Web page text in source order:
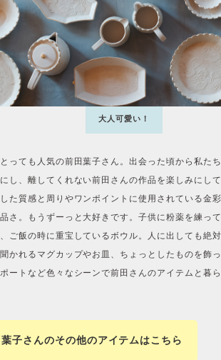
大人可愛い！
っても人気の前田葉子さん。出会った頃から私た
し、離してくれない前田さんの作品を楽しみにして
た質感と周りやワンポイントに使用されている金
さ。もうずーっと大好きです。子供に粉薬を練っ
ご飯の時に重宝しているボウル。人に出しても絶
かれるマグカップやお皿、ちょっとしたものを飾
ートなど色々なシーンで前田さんのアイテムと暮
子さんのその他のアイテムはこちら